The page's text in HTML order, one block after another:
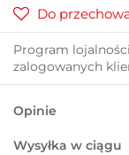
Do
Program
zalogowanych
Opinie
Wysyłka w ciągu